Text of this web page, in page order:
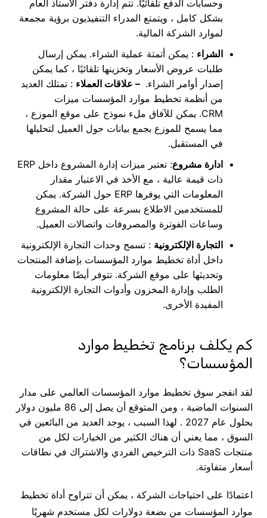
وحسابات الدفع تلقائيًا. تتم إدارة دفتر الأستاذ العام
بشكل كامل ، ويتمتع المدراء التنفيذيون برؤية مجمعة
لموارد الشركة المالية.
الشراء : يمكن أتمتة عملية الشراء. يمكن إرسال
طلبات عروض الأسعار وتخزينها تلقائيًا ، كما يمكن
إصدار أوامر الشراء. – علاقات العملاء : تمتلك العديد
من أنظمة تخطيط موارد المؤسسات ميزات
CRM. يمكن للآفاق ملء نموذج على موقع الموزع ،
مما يسمح للموزع بجمع بيانات حول العميل لتحليلها
في المستقبل.
ادارة مشروع
: تعتبر ميزات إدارة المشروع داخل ERP
ذات قيمة عالية ، مع الأخذ في الاعتبار مقدار
المعلومات التي يوفرها ERP حول الشركة. يمكن
للمستخدمين الاطلاع بسرعة على حالة المشروع
وساعات الفوترة والمصروفات واتصالات العميل.
التجارة الإلكترونية : تسمح وحدات التجارة الإلكترونية
داخل أداة تخطيط موارد المؤسسات بإضافة المنتجات
وتحديثها على موقع الشركة. تتوفر أيضًا معلومات
الطلب وإدارة المخزون وأدوات التجارة الإلكترونية
المفيدة الأخرى.
كم يكلف برنامج تخطيط موارد
المؤسسات؟
لقد انفجر سوق تخطيط موارد المؤسسات العالمي على مدار
السنوات الماضية ، ومن المتوقع أن يصل إلى 86 مليون دولار
بحلول عام 2027 . لهذا السبب ، يوجد العديد من البائعين في
السوق ، مما يعني أن هناك الكثير من الخيارات لكل من
منتجات SaaS ذات الترخيص الفردي والاشتراك في نطاقات
أسعار متفاوتة.
اعتمادًا على احتياجات الشركة ، يمكن أن تتراوح أداة تخطيط
موارد المؤسسات من بضعة دولارات لكل مستخدم شهريًا